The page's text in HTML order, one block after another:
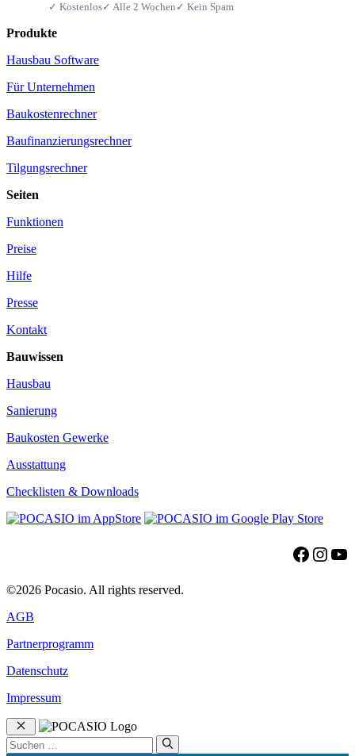
✓ Kostenlos✓ Alle 2 Wochen ✓ Kein Spam
Produkte
Hausbau Software
Für Unternehmen
Baukostenrechner
Baufinanzierungsrechner
Tilgungsrechner
Seiten
Funktionen
Preise
Hilfe
Presse
Kontakt
Bauwissen
Hausbau
Sanierung
Baukosten Gewerke
Ausstattung
Checklisten & Downloads
©2026 Pocasio. All rights reserved.
AGB
Partnerprogramm
Datenschutz
Impressum
Schließen
Suchen